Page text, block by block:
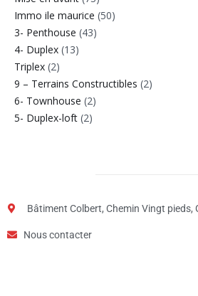
Immo ile maurice (50)
3- Penthouse (43)
4- Duplex (13)
Triplex (2)
9 – Terrains Constructibles (2)
6- Townhouse (2)
5- Duplex-loft (2)
Bâtiment Colbert, Chemin Vingt pieds,
Nous contacter